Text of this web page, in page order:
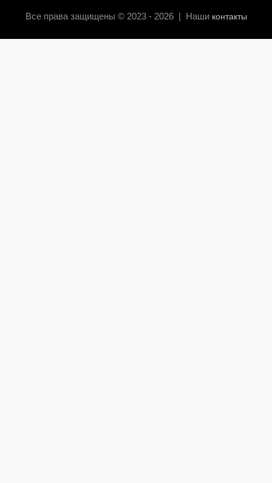
Все права защищены © 2023 - 2026 | Наши контакты